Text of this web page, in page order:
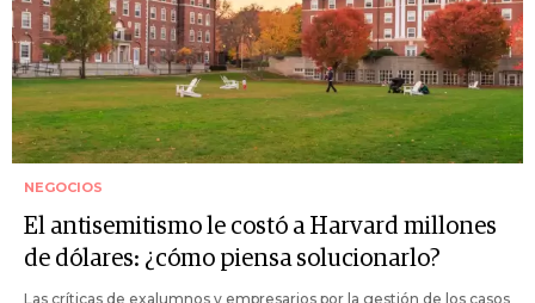
NEGOCIOS
El antisemitismo le costó a Harvard millones
de dólares: ¿cómo piensa solucionarlo?
Las críticas de exalumnos y empresarios por la gestión de los casos